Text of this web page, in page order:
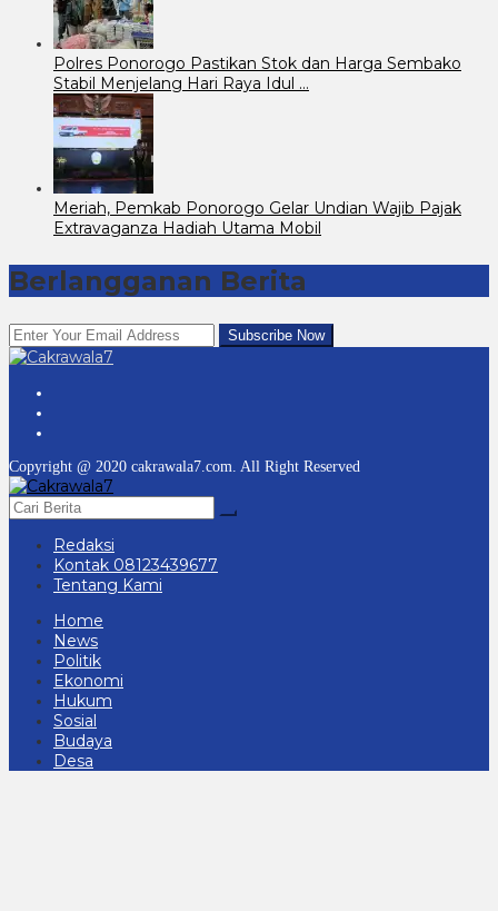
Polres Ponorogo Pastikan Stok dan Harga Sembako
Stabil Menjelang Hari Raya Idul …
Meriah, Pemkab Ponorogo Gelar Undian Wajib Pajak
Extravaganza Hadiah Utama Mobil
Berlangganan Berita
Copyright @ 2020 cakrawala7.com. All Right Reserved
Redaksi
Kontak 08123439677
Tentang Kami
Home
News
Politik
Ekonomi
Hukum
Sosial
Budaya
Desa